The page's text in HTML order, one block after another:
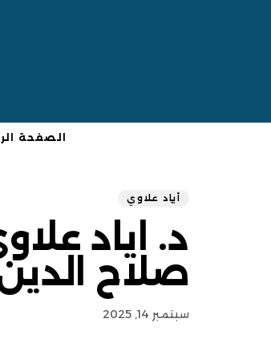
الصفحة
أياد علاوي
د. اياد
صلاح
سبتمبر 14, 2025